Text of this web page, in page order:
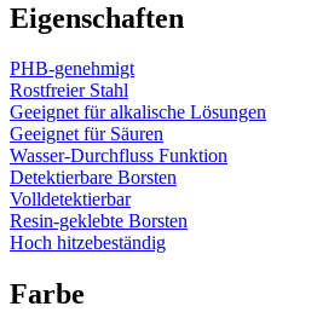
Eigenschaften
PHB-genehmigt
Rostfreier Stahl
Geeignet für alkalische Lösungen
Geeignet für Säuren
Wasser-Durchfluss Funktion
Detektierbare Borsten
Volldetektierbar
Resin-geklebte Borsten
Hoch hitzebeständig
Farbe